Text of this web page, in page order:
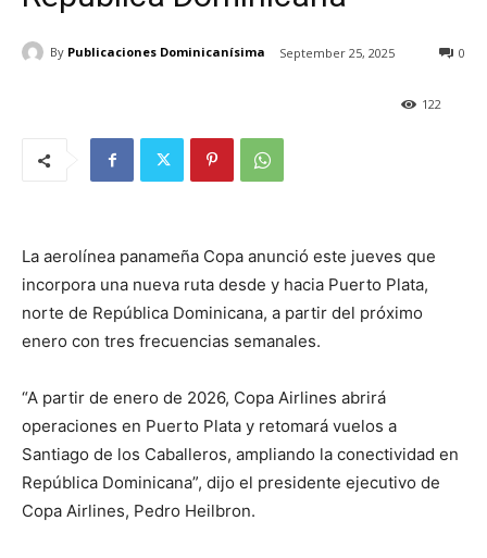
By Publicaciones Dominicanísima September 25, 2025 0
122
La aerolínea panameña Copa anunció este jueves que
incorpora una nueva ruta desde y hacia Puerto Plata,
norte de República Dominicana, a partir del próximo
enero con tres frecuencias semanales.
“A partir de enero de 2026, Copa Airlines abrirá
operaciones en Puerto Plata y retomará vuelos a
Santiago de los Caballeros, ampliando la conectividad en
República Dominicana”, dijo el presidente ejecutivo de
Copa Airlines, Pedro Heilbron.